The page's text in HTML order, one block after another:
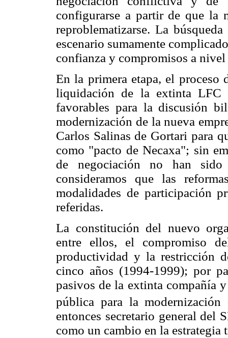
configurarse a partir de que la
reproblematizarse. La
escenario sumamente
confianza y compromisos a
En la primera etapa, el proceso
liquidación de la extinta LFC
favorables para la discusión
modernización de la nueva
Carlos Salinas de Gortari para
como "pacto de Necaxa"; sin
de negociación no han
consideramos que las
modalidades de participación
referidas.
La constitución del nuevo
entre ellos, el compromiso
productividad y la restricción
cinco años (1994-1999); por
pasivos de la extinta compañía
pública para la modernización
entonces secretario general del
como un cambio en la